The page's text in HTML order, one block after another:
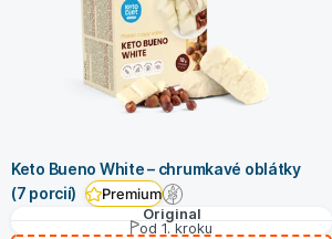
Keto Bueno White – chrumkavé oblátky
(7 porcií)
Premium
Original
od 1. kroku